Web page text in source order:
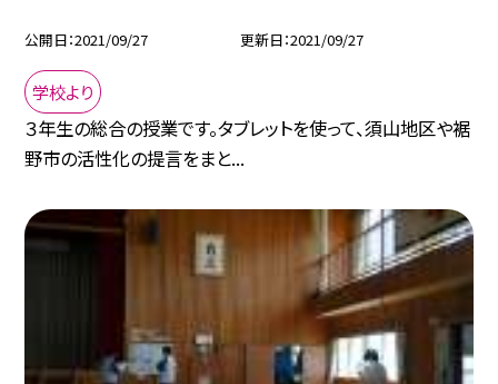
公開日 2021/09/27 更新日 2021/09/27
学校より
３年生の総合の授業です。タブレットを使って、須山地区や裾
野市の活性化の提言をまと...